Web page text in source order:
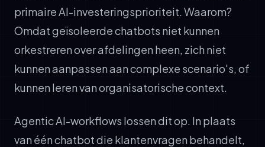
primaire AI-investeringsprioriteit. Waarom?
Omdat geïsoleerde chatbots niet kunnen
orkestreren over afdelingen heen, zich niet
kunnen aanpassen aan complexe scenario's, of
kunnen leren van organisatorische context.
Agentic AI-workflows lossen dit op. In plaats
van één chatbot die klantenvragen behandelt,